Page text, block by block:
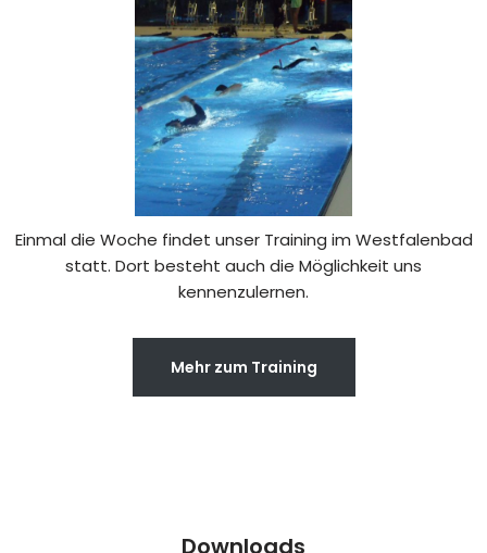
Einmal die Woche findet unser Training im Westfalenbad
statt. Dort besteht auch die Möglichkeit uns
kennenzulernen.
Mehr zum Training
Downloads